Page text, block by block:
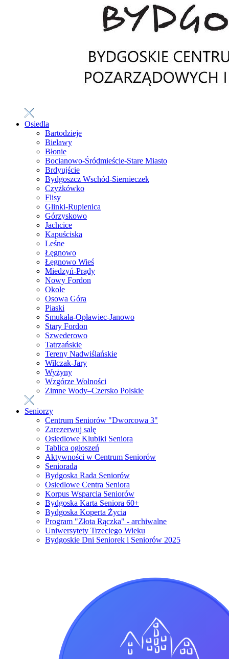
Osiedla
Bartodzieje
Bielawy
Błonie
Bocianowo-Śródmieście-Stare Miasto
Brdyujście
Bydgoszcz Wschód-Siernieczek
Czyżkówko
Flisy
Glinki-Rupienica
Górzyskowo
Jachcice
Kapuściska
Leśne
Łęgnowo
Łęgnowo Wieś
Miedzyń-Prądy
Nowy Fordon
Okole
Osowa Góra
Piaski
Smukała-Opławiec-Janowo
Stary Fordon
Szwederowo
Tatrzańskie
Tereny Nadwiślańskie
Wilczak-Jary
Wyżyny
Wzgórze Wolności
Zimne Wody–Czersko Polskie
Seniorzy
Centrum Seniorów "Dworcowa 3"
Zarezerwuj salę
Osiedlowe Klubiki Seniora
Tablica ogłoszeń
Aktywności w Centrum Seniorów
Seniorada
Bydgoska Rada Seniorów
Osiedlowe Centra Seniora
Korpus Wsparcia Seniorów
Bydgoska Karta Seniora 60+
Bydgoska Koperta Życia
Program "Złota Rączka" - archiwalne
Uniwersytety Trzeciego Wieku
Bydgoskie Dni Seniorek i Seniorów 2025